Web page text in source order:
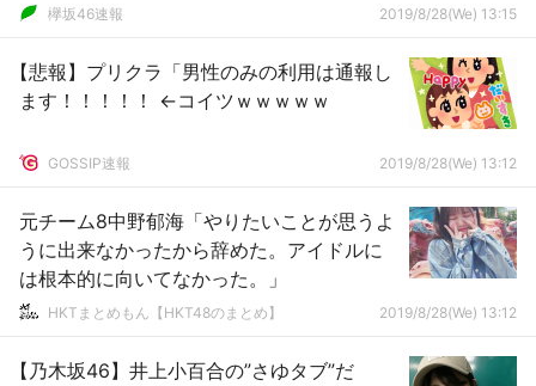
欅坂46速報 2019/8/28(We) 13:15
【悲報】プリクラ「男性のみの利用は通報し
ます！！！！！ ←コイツｗｗｗｗｗ
GOSSIP速報 2019/8/28(We) 13:12
元チーム8中野郁海「やりたいことが思うよ
うに出来なかったから辞めた。アイドルに
は根本的に向いてなかった。」
HKTまとめもん【HKT48のまとめ】 2019/8/28(We) 13:12
【乃木坂46】井上小百合の”さゆタブ”だ